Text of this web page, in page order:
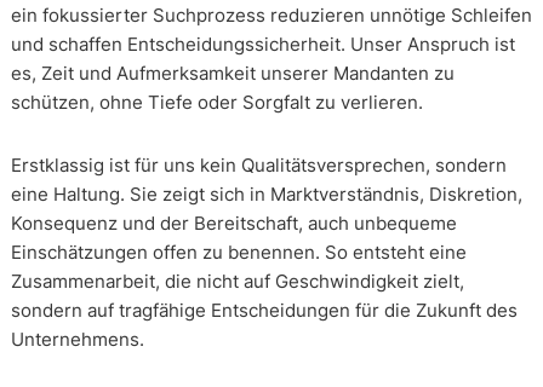
ein fokussierter Suchprozess reduzieren unnötige Schleifen
und schaffen Entscheidungssicherheit. Unser Anspruch ist
es, Zeit und Aufmerksamkeit unserer Mandanten zu
schützen, ohne Tiefe oder Sorgfalt zu verlieren.
Erstklassig ist für uns kein Qualitätsversprechen, sondern
eine Haltung. Sie zeigt sich in Marktverständnis, Diskretion,
Konsequenz und der Bereitschaft, auch unbequeme
Einschätzungen offen zu benennen. So entsteht eine
Zusammenarbeit, die nicht auf Geschwindigkeit zielt,
sondern auf tragfähige Entscheidungen für die Zukunft des
Unternehmens.